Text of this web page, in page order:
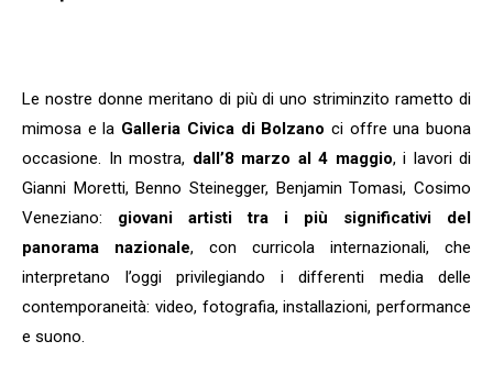
Le nostre donne meritano di più di uno striminzito rametto di
mimosa e la Galleria Civica di Bolzano ci offre una buona
occasione. In mostra, dall’8 marzo al 4 maggio, i lavori di
Gianni Moretti, Benno Steinegger, Benjamin Tomasi, Cosimo
Veneziano: giovani artisti tra i più significativi del
panorama nazionale, con curricola internazionali, che
interpretano l’oggi privilegiando i differenti media delle
contemporaneità: video, fotografia, installazioni, performance
e suono.